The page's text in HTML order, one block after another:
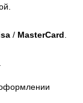
/ MasterCard